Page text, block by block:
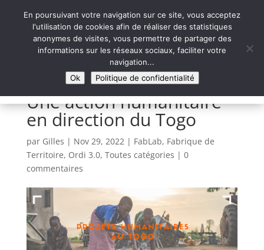
Syntaxe Erreur 2.0
LE NUMÉRIQUE SOLIDAIRE
Une action humanitaire
en direction du Togo
par Gilles | Nov 29, 2022| FabLab, Fabrique de
Territoire, Ordi 3.0, Toutes catégories | 0
commentaires
En poursuivant votre navigation sur ce site, vous acceptez
l'utilisation de cookies afin de réaliser des statistiques
anonymes de visites, vous permettre de partager des
informations sur les réseaux sociaux, faciliter votre
navigation...
Ok
Politique de confidentialité